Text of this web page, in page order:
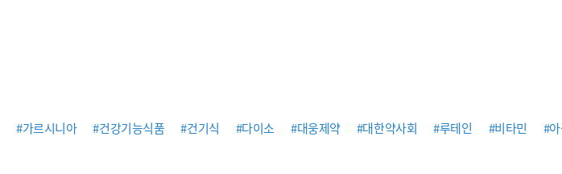
#가르시니아 #건강기능식품 #건기식 #다이소 #대웅제약 #대한약사회 #루테인 #비타민 #